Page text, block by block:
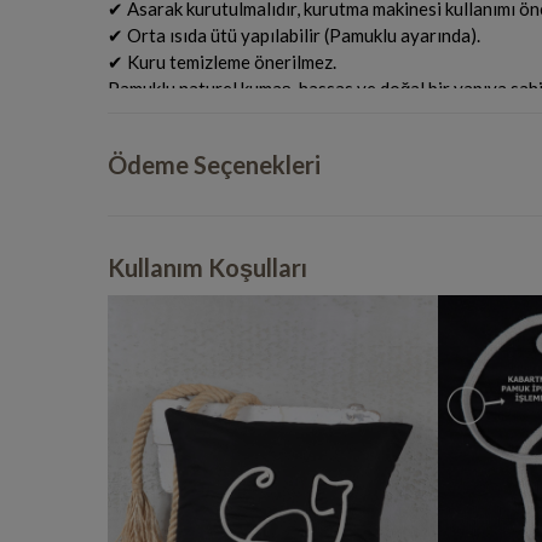
✔ Asarak kurutulmalıdır, kurutma makinesi kullanımı
✔ Orta ısıda ütü yapılabilir (Pamuklu ayarında).
✔ Kuru temizleme önerilmez.
Pamuklu naturel kumaş, hassas ve doğal bir yapıya
ilk yıkamada yaklaşık enden %5 ve boydan %8
Ödeme Seçenekleri
Kullanım Koşulları